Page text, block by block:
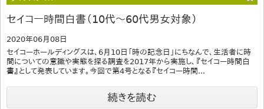
セイコー時間白書（10代～60代男女対象）
2020年06月08日
セイコーホールディングスは、6月10日「時の記念日」にちなんで、生活者に時
間についての意識や実態を探る調査を2017年から実施し、『セイコー時間白
書』として発表しています。今回で第4号となる『セイコー時間...
続きを読む